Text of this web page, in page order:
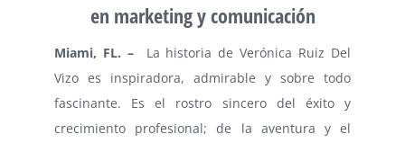
en marketing y comunicación
Miami, FL. – La historia de Verónica Ruiz Del
Vizo es inspiradora, admirable y sobre todo
fascinante. Es el rostro sincero del éxito y
crecimiento profesional; de la aventura y el